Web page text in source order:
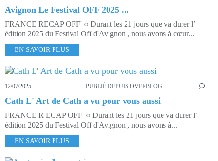
Avignon Le Festival OFF 2025 ...
FRANCE RECAP OFF' ○ Durant les 21 jours que va durer l’
édition 2025 du Festival Off d'Avignon , nous avons à cœur...
EN SAVOIR PLUS
12/07/2025 PUBLIÉ DEPUIS OVERBLOG …
Cath L' Art de Cath a vu pour vous aussi
FRANCE R ECAP OFF' ○ Durant les 21 jours que va durer l’
édition 2025 du Festival Off d'Avignon , nous avons à...
EN SAVOIR PLUS